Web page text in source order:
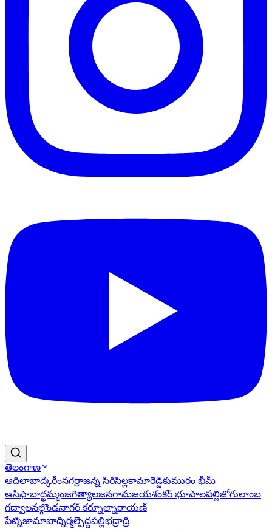
తెలంగాణ
ఆదిలాబాద్కరీంనగర్రాజన్న సిరిసిల్లకామారెడ్డికుమురం భీమ్
ఆసిఫాబాద్ఖమ్మంజగిత్యాలజనగామజయశంకర్ భూపాలపల్లిజోగులాంబ
గద్వాలనల్గొండనాగర్ కర్నూల్నారాయణ్
పేట్నిజామాబాద్నిర్మల్పెద్దపల్లిభద్రాద్రి